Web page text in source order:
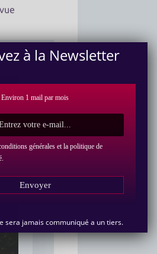
à la Newsletter
Environ 1 mail par mois
Envoyer
sera jamais communiqué a un tiers.
générales et la politique de
.